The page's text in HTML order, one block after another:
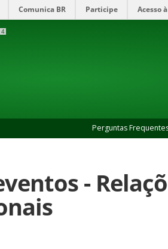
Comunica BR Participe Acesso
4
Perguntas
-